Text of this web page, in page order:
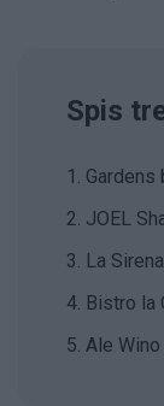
Spis
1. Gardens
2. JOEL
3. La Sirena
4. Bistro la
5. Ale Wino